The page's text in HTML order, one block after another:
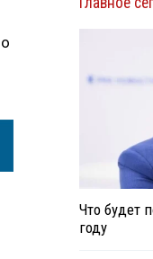
Что будет
году